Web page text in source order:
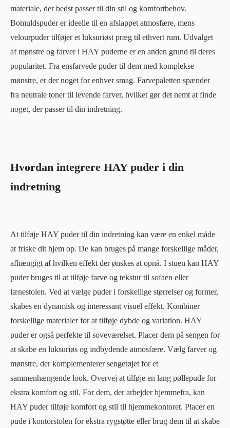
materiale, der bedst passer til din stil og komfortbehov.
Bomuldspuder er ideelle til en afslappet atmosfære, mens
velourpuder tilføjer et luksuriøst præg til ethvert rum. Udvalget
af mønstre og farver i HAY puderne er en anden grund til deres
popularitet. Fra ensfarvede puder til dem med komplekse
mønstre, er der noget for enhver smag. Farvepaletten spænder
fra neutrale toner til levende farver, hvilket gør det nemt at finde
noget, der passer til din indretning.
Hvordan integrere HAY puder i din
indretning
At tilføje HAY puder til din indretning kan være en enkel måde
at friske dit hjem op. De kan bruges på mange forskellige måder,
afhængigt af hvilken effekt der ønskes at opnå. I stuen kan HAY
puder bruges til at tilføje farve og tekstur til sofaen eller
lænestolen. Ved at vælge puder i forskellige størrelser og former,
skabes en dynamisk og interessant visuel effekt. Kombiner
forskellige materialer for at tilføje dybde og variation. HAY
puder er også perfekte til soveværelset. Placer dem på sengen for
at skabe en luksuriøs og indbydende atmosfære. Vælg farver og
mønstre, der komplementerer sengetøjet for et
sammenhængende look. Overvej at tilføje en lang pøllepude for
ekstra komfort og stil. For dem, der arbejder hjemmefra, kan
HAY puder tilføje komfort og stil til hjemmekontoret. Placer en
pude i kontorstolen for ekstra rygstøtte eller brug dem til at skabe